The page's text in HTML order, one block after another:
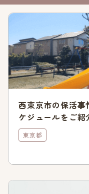
保活を成功させるため
のくらいの待機児童数
ここでは、世田谷区の
してみてください。
令和3年度の待機
ら2年連続で、待機児
都内は認可保育園の入
0を継続できているの
参照:
全国ワースト1位から
西東京市の保活事
ケジュールをご紹
東京都